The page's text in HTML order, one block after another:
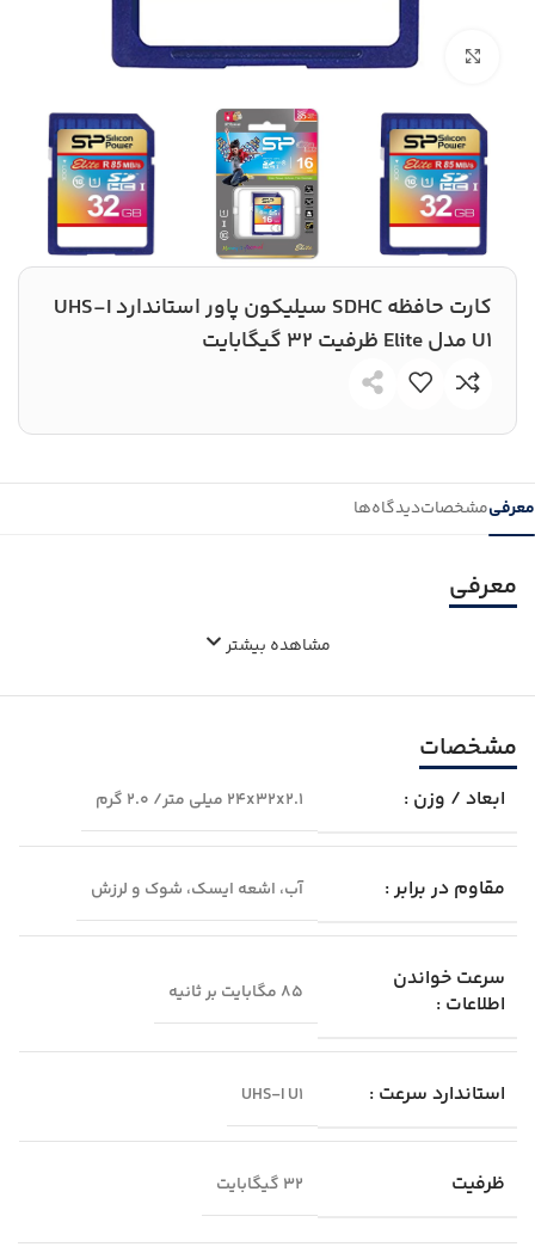
بزرگنمایی تصویر
کارت حافظه‌ SDHC سیلیکون پاور استاندارد UHS-I
U1 مدل Elite ظرفیت 32 گیگابایت
معرفیمشخصاتدیدگاه‌ها
معرفی
مشاهده بیشتر
مشخصات
ابعاد / وزن : 24x32x2.1 میلی متر/ 2.0 گرم
مقاوم در برابر : آب، اشعه ایسک، شوک و لرزش
سرعت خواندن
اطلاعات :
85 مگابایت بر ثانیه
استاندارد سرعت : UHS-I U1
ظرفیت 32 گیگابایت